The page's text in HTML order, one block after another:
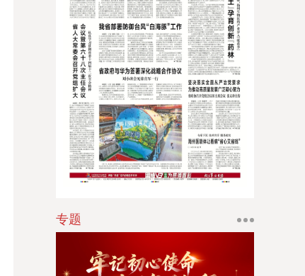
江苏经济报
江苏法治报
江南时报
新苏商
扬子体育报
银潮
华人时刊
专题